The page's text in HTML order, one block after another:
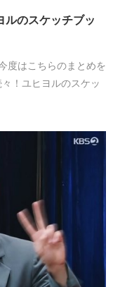
ルのスケッチブッ
はこちらのまとめを
！ユヒヨルのスケッ